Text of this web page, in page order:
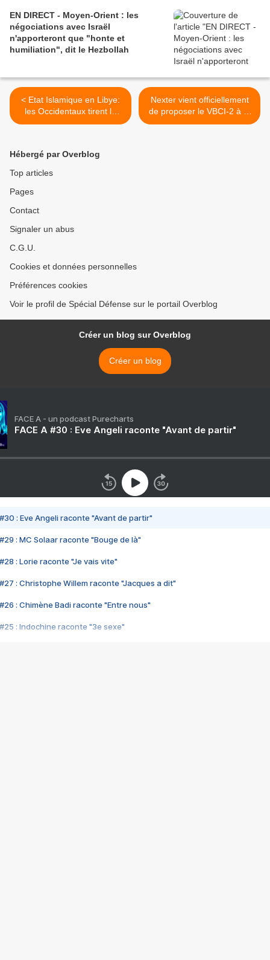
EN DIRECT - Moyen-Orient : les
négociations avec Israël
n'apporteront que "honte et
humiliation", dit le Hezbollah
< Etat Islamique en Libye:
les Occidentaux tirent la
sonnette d'alarme
Nexter vient officiellement
de proposer le VBCI-2 à la
Lituanie. Le petit pays
Hébergé par Overblog
Top articles
Pages
Contact
Signaler un abus
C.G.U.
Cookies et données personnelles
Préférences cookies
Voir le profil de Spécial Défense sur le portail Overblog
Créer un blog sur Overblog
Créer un blog
FACE A - un podcast Purecharts
FACE A #30 : Eve Angeli raconte "Avant de partir"
#30 : Eve Angeli raconte "Avant de partir"
#29 : MC Solaar raconte "Bouge de là"
#28 : Lorie raconte "Je vais vite"
#27 : Christophe Willem raconte "Jacques a dit"
#26 : Chimène Badi raconte "Entre nous"
#25 : Indochine raconte "3e sexe"